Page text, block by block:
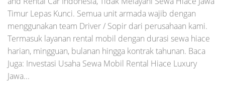
Timur Lepas Kunci. Semua unit armada wajib dengan
menggunakan team Driver / Sopir dari perusahaan kami.
Termasuk layanan rental mobil dengan durasi sewa hiace
harian, mingguan, bulanan hingga kontrak tahunan. Baca
Juga: Investasi Usaha Sewa Mobil Rental Hiace Luxury
Jawa...